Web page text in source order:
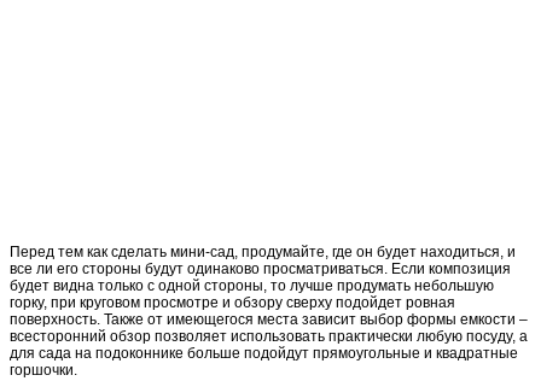
Перед тем как сделать мини-сад, продумайте, где он будет находиться, и
все ли его стороны будут одинаково просматриваться. Если композиция
будет видна только с одной стороны, то лучше продумать небольшую
горку, при круговом просмотре и обзору сверху подойдет ровная
поверхность. Также от имеющегося места зависит выбор формы емкости –
всесторонний обзор позволяет использовать практически любую посуду, а
для сада на подоконнике больше подойдут прямоугольные и квадратные
горшочки.